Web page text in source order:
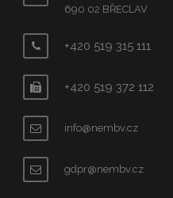
690 02 BŘECLAV
+420 519 315 111
+420 519 372 112
info@nembv.cz
gdpr@nembv.cz